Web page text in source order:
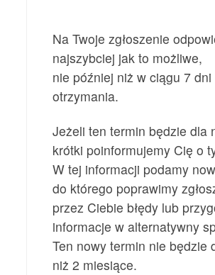
Na Twoje zgłoszenie
najszybciej jak to możliwe,
nie później niż w ciągu 7
otrzymania.
Jeżeli ten termin będzie dla
krótki poinformujemy Cię o
W tej informacji podamy
do którego poprawimy
przez Ciebie błędy lub
informacje w alternatywny
Ten nowy termin nie będzie
niż 2 miesiące.